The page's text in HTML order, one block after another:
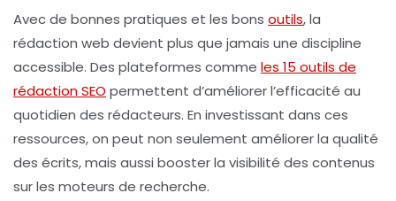
Avec de bonnes pratiques et les bons outils, la
rédaction web devient plus que jamais une discipline
accessible. Des plateformes comme les 15 outils de
rédaction SEO permettent d’améliorer l’efficacité au
quotidien des rédacteurs. En investissant dans ces
ressources, on peut non seulement améliorer la qualité
des écrits, mais aussi booster la visibilité des contenus
sur les moteurs de recherche.